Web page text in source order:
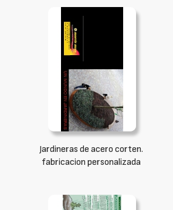
Jardineras de acero corten.
fabricacion personalizada